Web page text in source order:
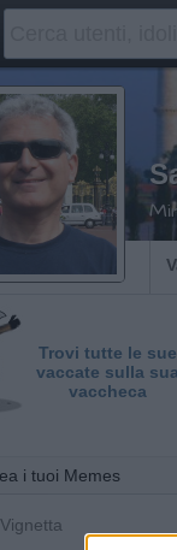
Trovi tutte le sue
vaccate sulla sua
vaccheca
i tuoi Memes